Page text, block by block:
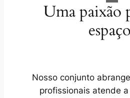
Uma paixão
Nosso conjunto
profissionais atende